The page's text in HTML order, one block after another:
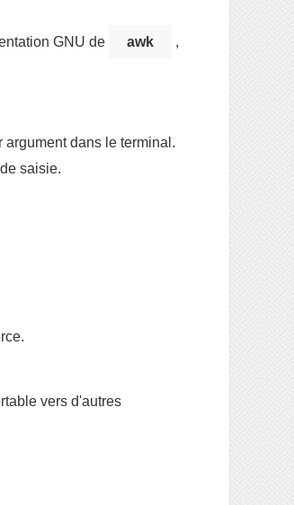
GNU de awk
,
argument dans le terminal.
saisie.
vers d'autres